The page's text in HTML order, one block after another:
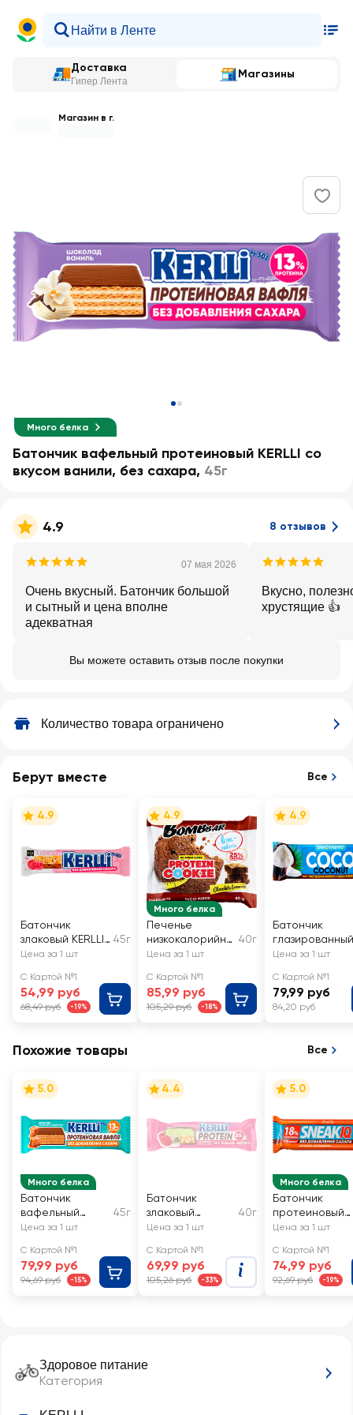
Доставка
Гипер Лента
Магазины
Магазин в г.
Много белка
Батончик вафельный протеиновый KERLLI со
вкусом ванили, без сахара, 45г
4.9 8 отзывов
07 мая 2026
Очень вкусный. Батончик большой
и сытный и цена вполне
адекватная
Вкусно,
хрустящие 👍
Вы можете оставить отзыв после покупки
Количество товара ограничено
Здоровое питание
Категория
Берут вместе Все
4.9
Батончик
злаковый KERLLI
с малиной,
без сахара
45г
Цена за 1 шт
С Картой №1
54,99 руб
68,49 руб -19%
Много белка
4.9
Печенье
низкокалорийно
е протеиновое
Шоколадный
брауни
40г
Цена за 1 шт
С Картой №1
85,99 руб
105,29 руб -18%
4.9
Батончик
глазированный
SNAQ FABRIQ
Цена за 1 шт
С Картой №1
79,99 руб
84,20 руб
Похожие товары Все
Много белка
5.0
Батончик
вафельный
протеиновый
соленой
карамели, без
сахара
45г
Цена за 1 шт
С Картой №1
79,99 руб
94,69 руб -15%
4.4
Батончик
злаковый
протеиновый
малины и
фисташки, без
сахара
40г
Цена за 1 шт
С Картой №1
69,99 руб
105,26 руб -33%
Много белка
5.0
Батончик
протеиновый
FIZIQ с
арахисом, без
сахара
Цена за 1 шт
С Картой №1
74,99 руб
92,69 руб -19%